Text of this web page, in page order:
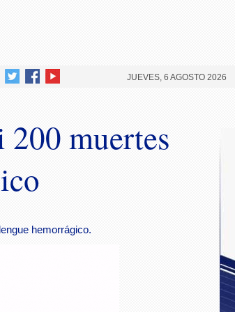
JUEVES, 6 AGOSTO 2026
200 muertes
hemorrágico.